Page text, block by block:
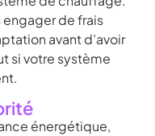
de frais
avant d’avoir
si votre système
énergétique,